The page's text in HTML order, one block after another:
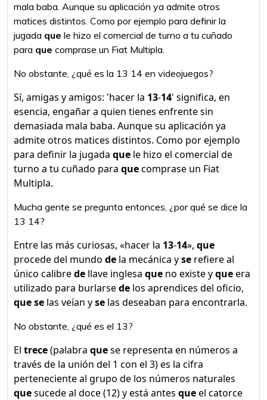
mala baba. Aunque su aplicación ya admite otros
matices distintos. Como por ejemplo para definir la
jugada que le hizo el comercial de turno a tu cuñado
para que comprase un Fiat Multipla.
No obstante, ¿qué es la 13 14 en videojuegos?
Sí, amigas y amigos: 'hacer la 13-14' significa, en
esencia, engañar a quien tienes enfrente sin
demasiada mala baba. Aunque su aplicación ya
admite otros matices distintos. Como por ejemplo
para definir la jugada que le hizo el comercial de
turno a tu cuñado para quecomprase un Fiat
Multipla.
Mucha gente se pregunta entonces, ¿por qué se dice la
13 14?
Entre las más curiosas, «hacer la 13-14», que
procede del mundo de la mecánica yse refiere al
único calibrede llave inglesa que no existe yqueera
utilizado para burlarsede los aprendices del oficio,
que se las veían yse las deseaban para encontrarla.
No obstante, ¿qué es el 13?
El trece(palabra quese representa en números a
través de la unión del 1 con el 3) es la cifra
perteneciente al grupo de los números naturales
quesucede al doce (12) y está antes queel catorce